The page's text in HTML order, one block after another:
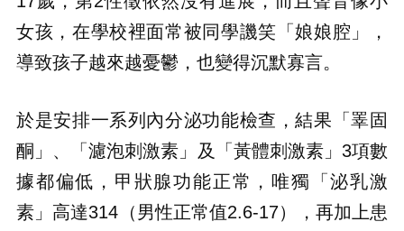
女孩，在學校裡面常被同學譏笑「娘娘腔」，
導致孩子越來越憂鬱，也變得沉默寡言。
於是安排一系列內分泌功能檢查，結果「睪固
酮」、「濾泡刺激素」及「黃體刺激素」3項數
據都偏低，甲狀腺功能正常，唯獨「泌乳激
素」高達314（男性正常值2.6-17），再加上患